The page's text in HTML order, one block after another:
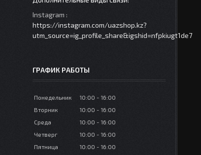
Instagram
https://instagram.com/uazshop.kz?
utm_source=ig_profile_share&igshid=nfpkiugt1de7
ГРАФИК РАБОТЫ
Понедельник 10:00
16:00
Вторник
10:00
16:00
Среда
10:00
16:00
Четверг
10:00
16:00
Пятница
10:00 16:00